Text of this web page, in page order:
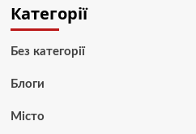
Категорії
Без категорії
Блоги
Місто